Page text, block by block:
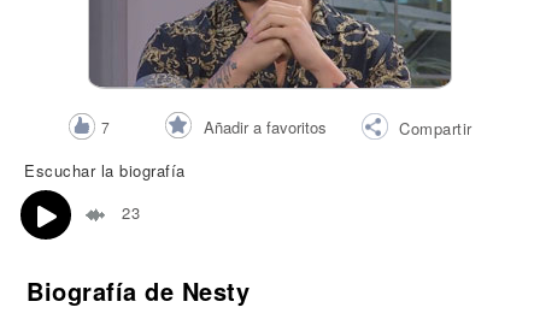
7 Añadir a favoritos
Compartir
Escuchar la biografía
23
Biografía de Nesty